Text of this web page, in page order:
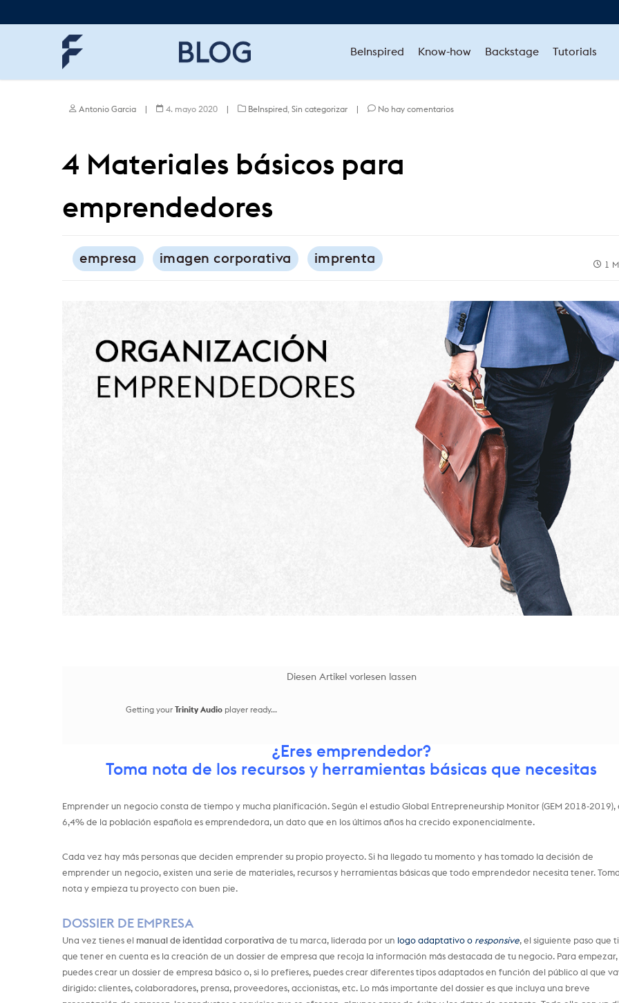
BeInspired Know-how Backstage Tutorials
Antonio Garcia 4. mayo 2020 BeInspired Sin categorizar No hay comentarios
4 Materiales básicos para
emprendedores
empresa imagen corporativa imprenta 1
Diesen Artikel vorlesen lassen
Getting your Trinity Audio player ready...
¿Eres emprendedor?
Toma nota de los recursos y herramientas básicas que necesitas
Emprender un negocio consta de tiempo y mucha planificación. Según el estudio Global Entrepreneurship Monitor (GEM 2018-2019),
6,4% de la población española es emprendedora, un dato que en los últimos años ha crecido exponencialmente.
Cada vez hay más personas que deciden emprender su propio proyecto. Si ha llegado tu momento y has tomado la decisión de
emprender un negocio, existen una serie de materiales, recursos y herramientas básicas que todo emprendedor necesita tener. Toma
nota y empieza tu proyecto con buen pie.
DOSSIER DE EMPRESA
Una vez tienes el manual de identidad corporativa de tu marca, liderada por un logo adaptativo o responsive, el siguiente paso que
que tener en cuenta es la creación de un dossier de empresa que recoja la información más destacada de tu negocio. Para empezar,
puedes crear un dossier de empresa básico o, si lo prefieres, puedes crear diferentes tipos adaptados en función del público al que
dirigido: clientes, colaboradores, prensa, proveedores, accionistas, etc. Lo más importante del dossier es que incluya una breve